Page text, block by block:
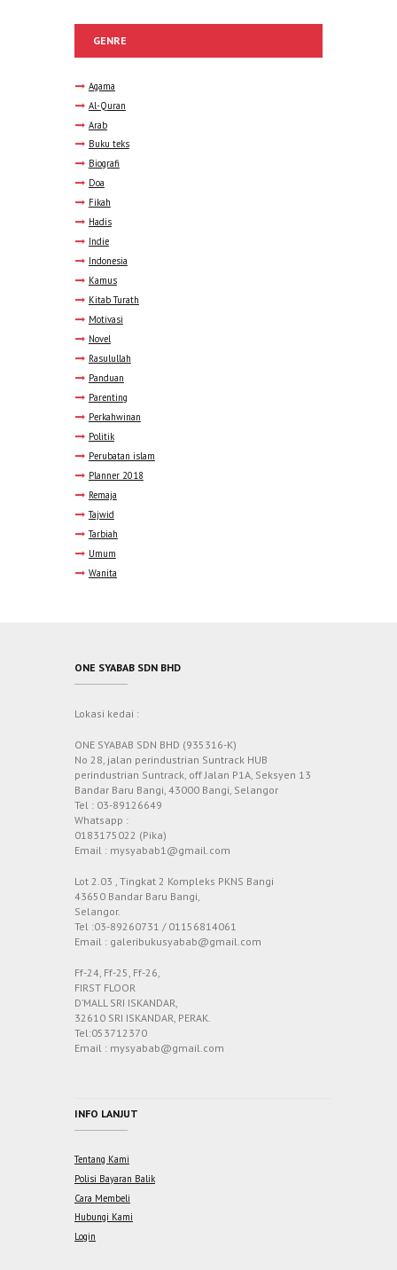
GENRE
Agama
Al-Quran
Arab
Buku teks
Biografi
Doa
Fikah
Hadis
Indie
Indonesia
Kamus
Kitab Turath
Motivasi
Novel
Rasulullah
Panduan
Parenting
Perkahwinan
Politik
Perubatan islam
Planner 2018
Remaja
Tajwid
Tarbiah
Umum
Wanita
ONE SYABAB SDN BHD
Lokasi kedai :
ONE SYABAB SDN BHD (935316-K)
No 28, jalan perindustrian Suntrack HUB
perindustrian Suntrack, off Jalan P1A, Seksyen 13
Bandar Baru Bangi, 43000 Bangi, Selangor
Tel : 03-89126649
Whatsapp :
0183175022 (Pika)
Email : mysyabab1@gmail.com
Lot 2.03 , Tingkat 2 Kompleks PKNS Bangi
43650 Bandar Baru Bangi,
Selangor.
Tel :03-89260731 / 01156814061
Email : galeribukusyabab@gmail.com
Ff-24, Ff-25, Ff-26,
FIRST FLOOR
D’MALL SRI ISKANDAR,
32610 SRI ISKANDAR, PERAK.
Tel:053712370
Email : mysyabab@gmail.com
INFO LANJUT
Tentang Kami
Polisi Bayaran Balik
Cara Membeli
Hubungi Kami
Login